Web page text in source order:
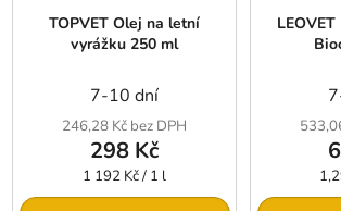
TOPVET Olej na letní
vyrážku 250 ml
7-10 dní
246,28 Kč bez DPH
298 Kč
Měrná
cena:
1 192 Kč / 1 l